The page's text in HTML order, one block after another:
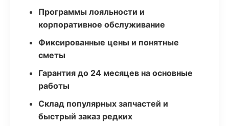
Программы лояльности и
корпоративное обслуживание
Фиксированные цены и понятные
сметы
Гарантия до 24 месяцев на основные
работы
Склад популярных запчастей и
быстрый заказ редких